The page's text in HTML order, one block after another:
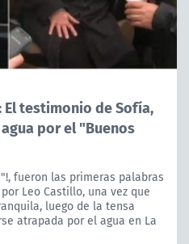
El testimonio de Sofía,
por el "Buenos
fueron las primeras palabras
Leo Castillo, una vez que
luego de la tensa
atrapada por el agua en La